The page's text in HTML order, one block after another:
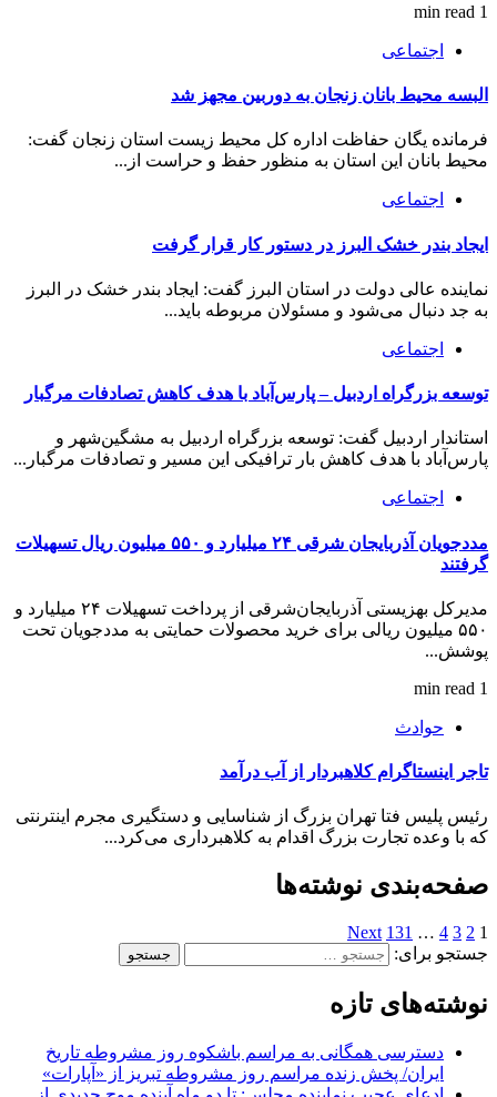
1 min read
اجتماعی
البسه محیط بانان زنجان به دوربین مجهز شد
فرمانده یگان حفاظت اداره کل محیط زیست استان زنجان گفت:
محیط بانان این استان به منظور حفظ و حراست از...
اجتماعی
ایجاد بندر خشک البرز در دستور کار قرار گرفت
نماینده عالی دولت در استان البرز گفت: ایجاد بندر خشک در البرز
به جد دنبال می‌شود و مسئولان مربوطه باید...
اجتماعی
توسعه بزرگراه اردبیل – پارس‌آباد با هدف کاهش تصادفات مرگبار
استاندار اردبیل گفت: توسعه بزرگراه اردبیل به مشگین‌شهر و
پارس‌آباد با هدف کاهش بار ترافیکی این مسیر و تصادفات مرگبار...
اجتماعی
مددجویان آذربایجان شرقی ۲۴ میلیارد و ۵۵۰ میلیون ریال تسهیلات
گرفتند
مدیرکل بهزیستی آذربایجان‌شرقی از پرداخت تسهیلات ۲۴ میلیارد و
۵۵۰ میلیون ریالی برای خرید محصولات حمایتی به مددجویان تحت
پوشش...
1 min read
حوادث
تاجر اینستاگرام کلاهبردار از آب درآمد
رئیس پلیس فتا تهران بزرگ از شناسایی و دستگیری مجرم اینترنتی
که با وعده تجارت بزرگ اقدام به کلاهبرداری می‌کرد...
صفحه‌بندی نوشته‌ها
1
2
3
4
…
131
Next
جستجو برای:
نوشته‌های تازه
دسترسی همگانی به مراسم باشکوه روز مشروطه تاریخ
ایران/ پخش زنده مراسم روز مشروطه تبریز از «آپارات»